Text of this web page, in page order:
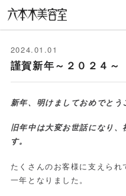
2024.01.01
謹賀新年～２０２４～
新年、明けましておめでとう
旧年中は大変お世話になり
す。
たくさんのお客様に支えら
一年となりました。